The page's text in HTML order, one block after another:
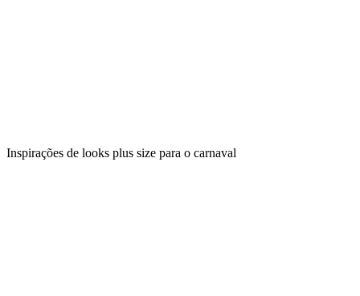
Inspirações de looks plus size para o carnaval